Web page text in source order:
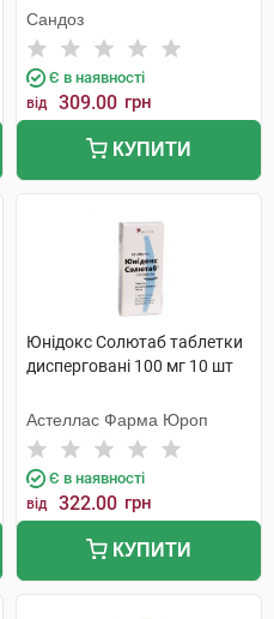
Сандоз
Є в наявності
від 309.00 грн
КУПИТИ
Юнідокс Солютаб таблетки
дисперговані 100 мг 10 шт
Астеллас Фарма Юроп
Є в наявності
від 322.00 грн
КУПИТИ